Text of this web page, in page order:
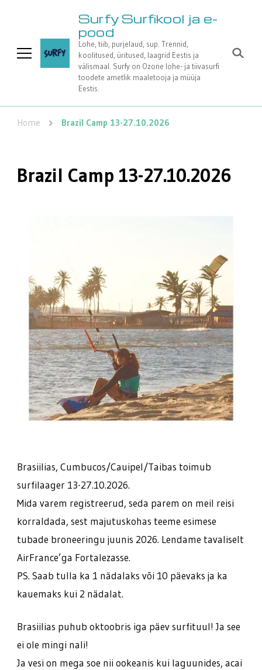
Surfy Surfikool ja e-
pood
Lohe, tiib, purjelaud, sup. Trennid,
koolitused, üritused, laagrid Eestis ja
välismaal. Surfy on Ozone lohe- ja tiivasurfi
toodete ametlik maaletooja ja müüja
Eestis.
Home Brazil Camp 13-27.10.2026
Brazil Camp 13-27.10.2026
Brasiilias, Cumbucos/Cauipel/Taibas toimub
surfilaager 13-27.10.2026.
Mida varem registreerud, seda parem on meil reisi
korraldada, sest majutuskohas teeme esimese
tubade broneeringu juunis 2026. Lendame tavaliselt
AirFrance’ga Fortalezasse.
PS. Saab tulla ka 1 nädalaks või 10 päevaks ja ka
kauemaks kui 2 nädalat.
Brasiilias puhub oktoobris iga päev surfituul! Ja see
ei ole mingi nali!
Ja vesi on mega soe nii ookeanis kui laguunides, acai